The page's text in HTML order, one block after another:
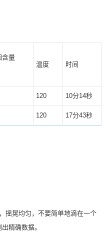
含量
温度 时间
120 10分14秒
120 17分43秒
摇晃均匀，不要简单地滴在一个
精确数据。